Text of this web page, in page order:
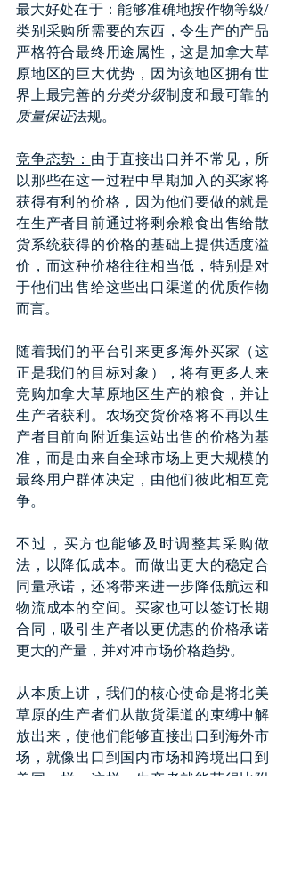
最大好处在于：能够准确地按作物等级/
类别采购所需要的东西，令生产的产品
严格符合最终用途属性，这是加拿大草
原地区的巨大优势，因为该地区拥有世
界上最完善的分类分级制度和最可靠的
质量保证法规。
竞争态势： 由于直接出口并不常见，所
以那些在这一过程中早期加入的买家将
获得有利的价格，因为他们要做的就是
在生产者目前通过将剩余粮食出售给散
货系统获得的价格的基础上提供适度溢
价，而这种价格往往相当低，特别是对
于他们出售给这些出口渠道的优质作物
而言。
随着我们的平台引来更多海外买家（这
正是我们的目标对象），将有更多人来
竞购加拿大草原地区生产的粮食，并让
生产者获利。农场交货价格将不再以生
产者目前向附近集运站出售的价格为基
准，而是由来自全球市场上更大规模的
最终用户群体决定，由他们彼此相互竞
争。
不过，买方也能够及时调整其采购做
法，以降低成本。而做出更大的稳定合
同量承诺，还将带来进一步降低航运和
物流成本的空间。买家也可以签订长期
合同，吸引生产者以更优惠的价格承诺
更大的产量，并对冲市场价格趋势。
从本质上讲，我们的核心使命是将北美
草原的生产者们从散货渠道的束缚中解
放出来，使他们能够直接出口到海外市
场，就像出口到国内市场和跨境出口到
美国一样。这样，生产者就能获得比附